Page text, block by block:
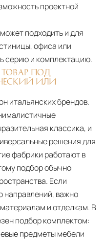
проектной
подходить и для
офиса или
серию и комплектацию.
ПОД
ИЛИ
итальянских брендов.
классика, и
решения для
фабрики работают в
подбор обычно
Если
направлений, важно
и отделкам. В
подбор комплектом:
предметы мебели